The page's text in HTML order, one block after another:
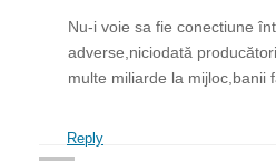
Nu-i voie sa fie conectiune
adverse,niciodată
multe miliarde la mijloc,banii
Reply